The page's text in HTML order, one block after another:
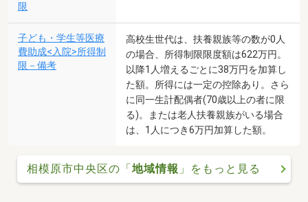
限
子ども・学生等医療
費助成<入院>所得制
限－備考
高校生世代は、扶養親族等の数が0人
の場合、所得制限限度額は622万円。
以降1人増えるごとに38万円を加算し
た額。所得には一定の控除あり。さら
に同一生計配偶者(70歳以上の者に限
る)。または老人扶養親族がいる場合
は、1人につき6万円加算した額。
相模原市中央区の「地域情報 」をもっと見る